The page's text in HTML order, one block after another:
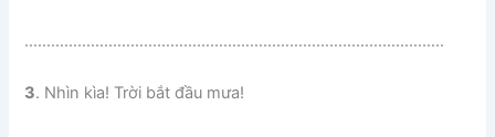
…………………………………………………………………………………..
3. Nhìn kìa! Trời bắt đầu mưa!